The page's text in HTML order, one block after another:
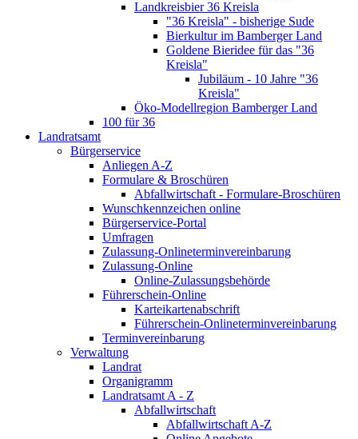
Landkreisbier 36 Kreisla
"36 Kreisla" - bisherige Sude
Bierkultur im Bamberger Land
Goldene Bieridee für das "36
Kreisla"
Jubiläum - 10 Jahre "36
Kreisla"
Öko-Modellregion Bamberger Land
100 für 36
Landratsamt
Bürgerservice
Anliegen A-Z
Formulare & Broschüren
Abfallwirtschaft - Formulare-Broschüren
Wunschkennzeichen online
Bürgerservice-Portal
Umfragen
Zulassung-Onlineterminvereinbarung
Zulassung-Online
Online-Zulassungsbehörde
Führerschein-Online
Karteikartenabschrift
Führerschein-Onlineterminvereinbarung
Terminvereinbarung
Verwaltung
Landrat
Organigramm
Landratsamt A - Z
Abfallwirtschaft
Abfallwirtschaft A-Z